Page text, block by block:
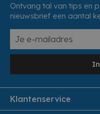
Ontvang tal van tips en
nieuwsbrief een aantal
Klantenservice